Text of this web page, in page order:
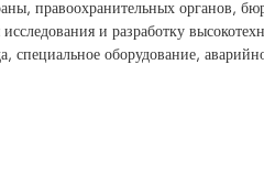
правоохранительных органов,
и разработку
специальное оборудование,